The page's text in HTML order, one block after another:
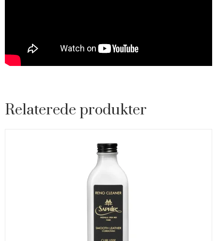
Relaterede produkter